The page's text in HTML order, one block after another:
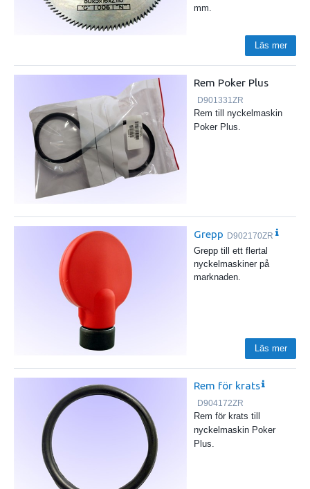
mm.
Läs mer
Rem Poker Plus
D901331ZR
Rem till nyckelmaskin
Poker Plus.
Grepp D902170ZR
Grepp till ett flertal
nyckelmaskiner på
marknaden.
Läs mer
Rem för krats
D904172ZR
Rem för krats till
nyckelmaskin Poker
Plus.